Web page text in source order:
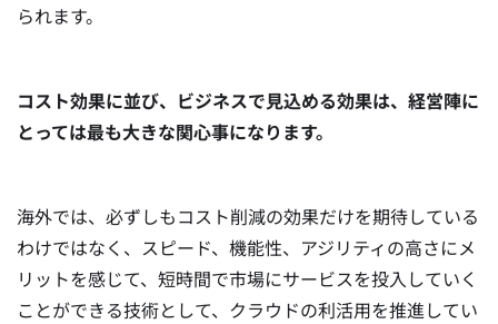
られます。
コスト効果に並び、ビジネスで見込める効果は、経営陣に
とっては最も大きな関心事になります。
海外では、必ずしもコスト削減の効果だけを期待している
わけではなく、スピード、機能性、アジリティの高さにメ
リットを感じて、短時間で市場にサービスを投入していく
ことができる技術として、クラウドの利活用を推進してい